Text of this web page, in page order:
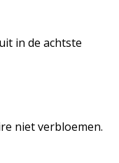
in de achtste
niet verbloemen.